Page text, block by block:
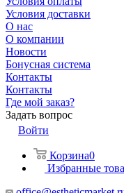
Условия доставки
О нас
О компании
Новости
Бонусная система
Контакты
Контакты
Где мой заказ?
Задать вопрос
Войти
Корзина0
Избранные